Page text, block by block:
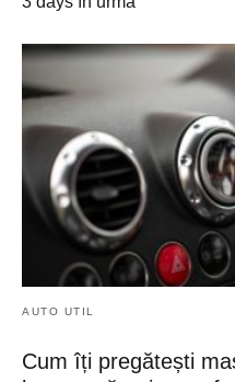
AUTO UTIL
Cum îți pregătești